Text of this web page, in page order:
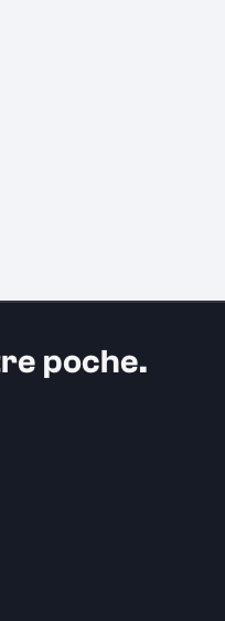
poche.